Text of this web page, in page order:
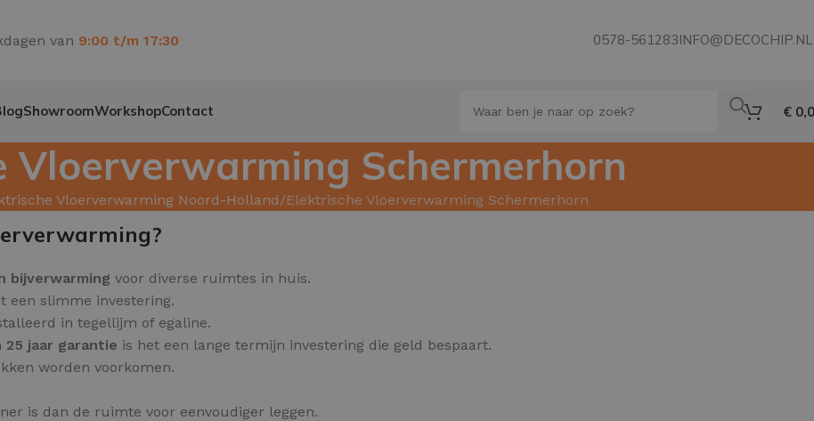
van 9:00 t/m 17:30 0578-561283INFO@DECOCHIP.NL
ShowroomWorkshopContact €
Vloerverwarming Schermerhorn
Vloerverwarming Noord-Holland Elektrische Vloerverwarming Schermerhorn
bijverwarming voor diverse ruimtes in huis.
een slimme investering.
in tegellijm of egaline.
25 jaar garantie is het een lange termijn investering die geld bespaart.
worden voorkomen.
is dan de ruimte voor eenvoudiger leggen.